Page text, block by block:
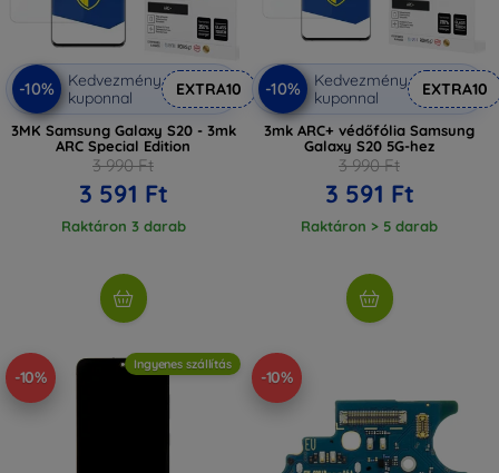
-10%
Kedvezmény
kuponnal
EXTRA10
3MK Samsung Galaxy S20 - 3mk
ARC Special Edition
3 990 Ft
3 591 Ft
Raktáron 3 darab
-10%
Kedvezmény
kuponnal
EXTRA10
3mk ARC+ védőfólia Samsung
Galaxy S20 5G-hez
3 990 Ft
3 591 Ft
Raktáron > 5 darab
-10%
Ingyenes szállítás
-10%